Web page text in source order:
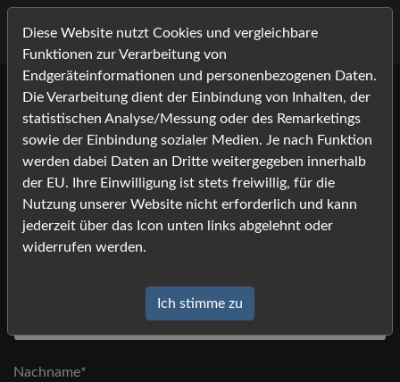
Bitte tragen Sie Ihre Kontaktdaten ein, und klicken Sie auf
[absenden].
*) Felder mit einem Stern dürfen nicht leer bleiben
Anfrage
Anrede
Nachname*
Diese Website nutzt Cookies und vergleichbare
Funktionen zur Verarbeitung von
Endgeräteinformationen und personenbezogenen Daten.
Die Verarbeitung dient der Einbindung von Inhalten, der
statistischen Analyse/Messung oder des Remarketings
sowie der Einbindung sozialer Medien. Je nach Funktion
werden dabei Daten an Dritte weitergegeben innerhalb
der EU. Ihre Einwilligung ist stets freiwillig, für die
Nutzung unserer Website nicht erforderlich und kann
jederzeit über das Icon unten links abgelehnt oder
widerrufen werden.
Ich stimme zu